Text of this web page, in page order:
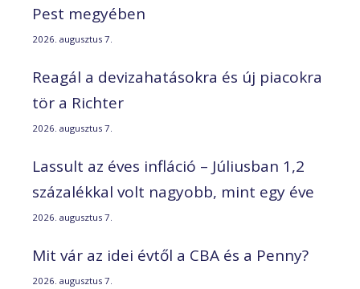
Pest megyében
2026. augusztus 7.
Reagál a devizahatásokra és új piacokra
tör a Richter
2026. augusztus 7.
Lassult az éves infláció – Júliusban 1,2
százalékkal volt nagyobb, mint egy éve
2026. augusztus 7.
Mit vár az idei évtől a CBA és a Penny?
2026. augusztus 7.